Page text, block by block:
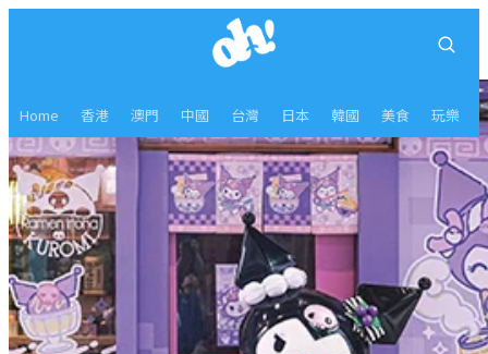
Home 香港 澳門 中國 台灣 日本 韓國 美食 玩樂